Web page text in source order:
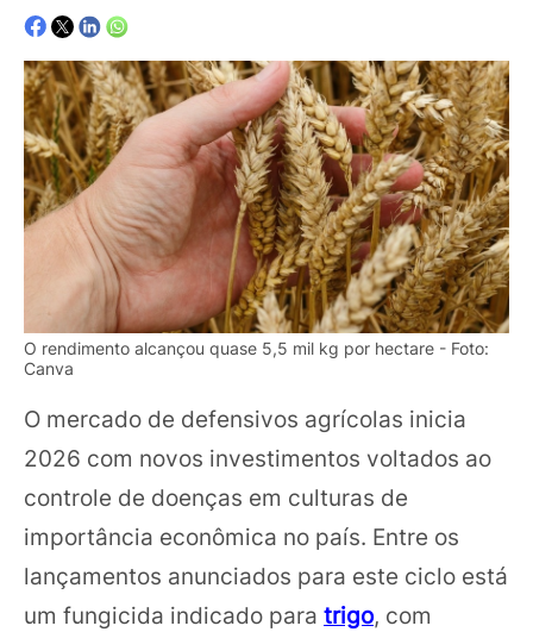
O rendimento alcançou quase 5,5 mil kg por hectare - Foto:
Canva
O mercado de defensivos agrícolas inicia
2026 com novos investimentos voltados ao
controle de doenças em culturas de
importância econômica no país. Entre os
lançamentos anunciados para este ciclo está
um fungicida indicado para trigo, com